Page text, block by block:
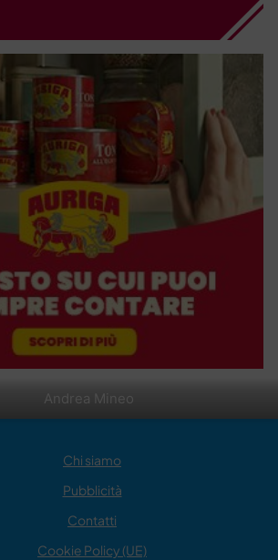
Andrea Mineo
Chi siamo
Pubblicità
Contatti
Cookie Policy (UE)